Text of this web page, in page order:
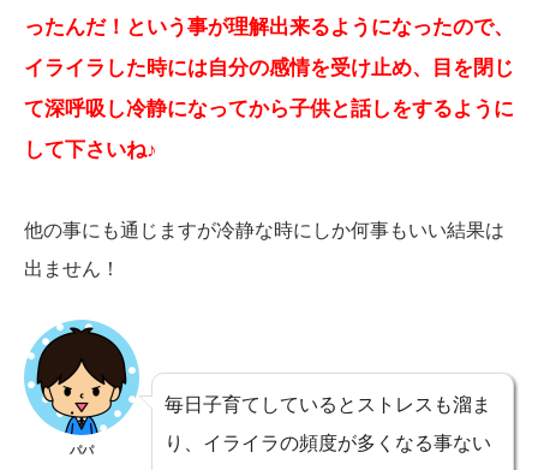
ったんだ！という事が理解出来るようになったので、
イライラした時には自分の感情を受け止め、目を閉じ
て深呼吸し冷静になってから子供と話しをするように
して下さいね♪
他の事にも通じますが冷静な時にしか何事もいい結果は
出ません！
パパ
毎日子育てしているとストレスも溜ま
り、イライラの頻度が多くなる事ない